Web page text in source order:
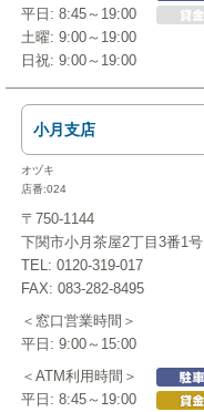
平日: 8:45～19:00
土曜: 9:00～19:00
日祝: 9:00～19:00
小月支店
オヅキ
店番:024
〒750-1144
下関市小月茶屋2丁目3番1号
TEL: 0120-319-017
FAX: 083-282-8495
＜窓口営業時間＞
平日: 9:00～15:00
＜ATM利用時間＞
平日: 8:45～19:00